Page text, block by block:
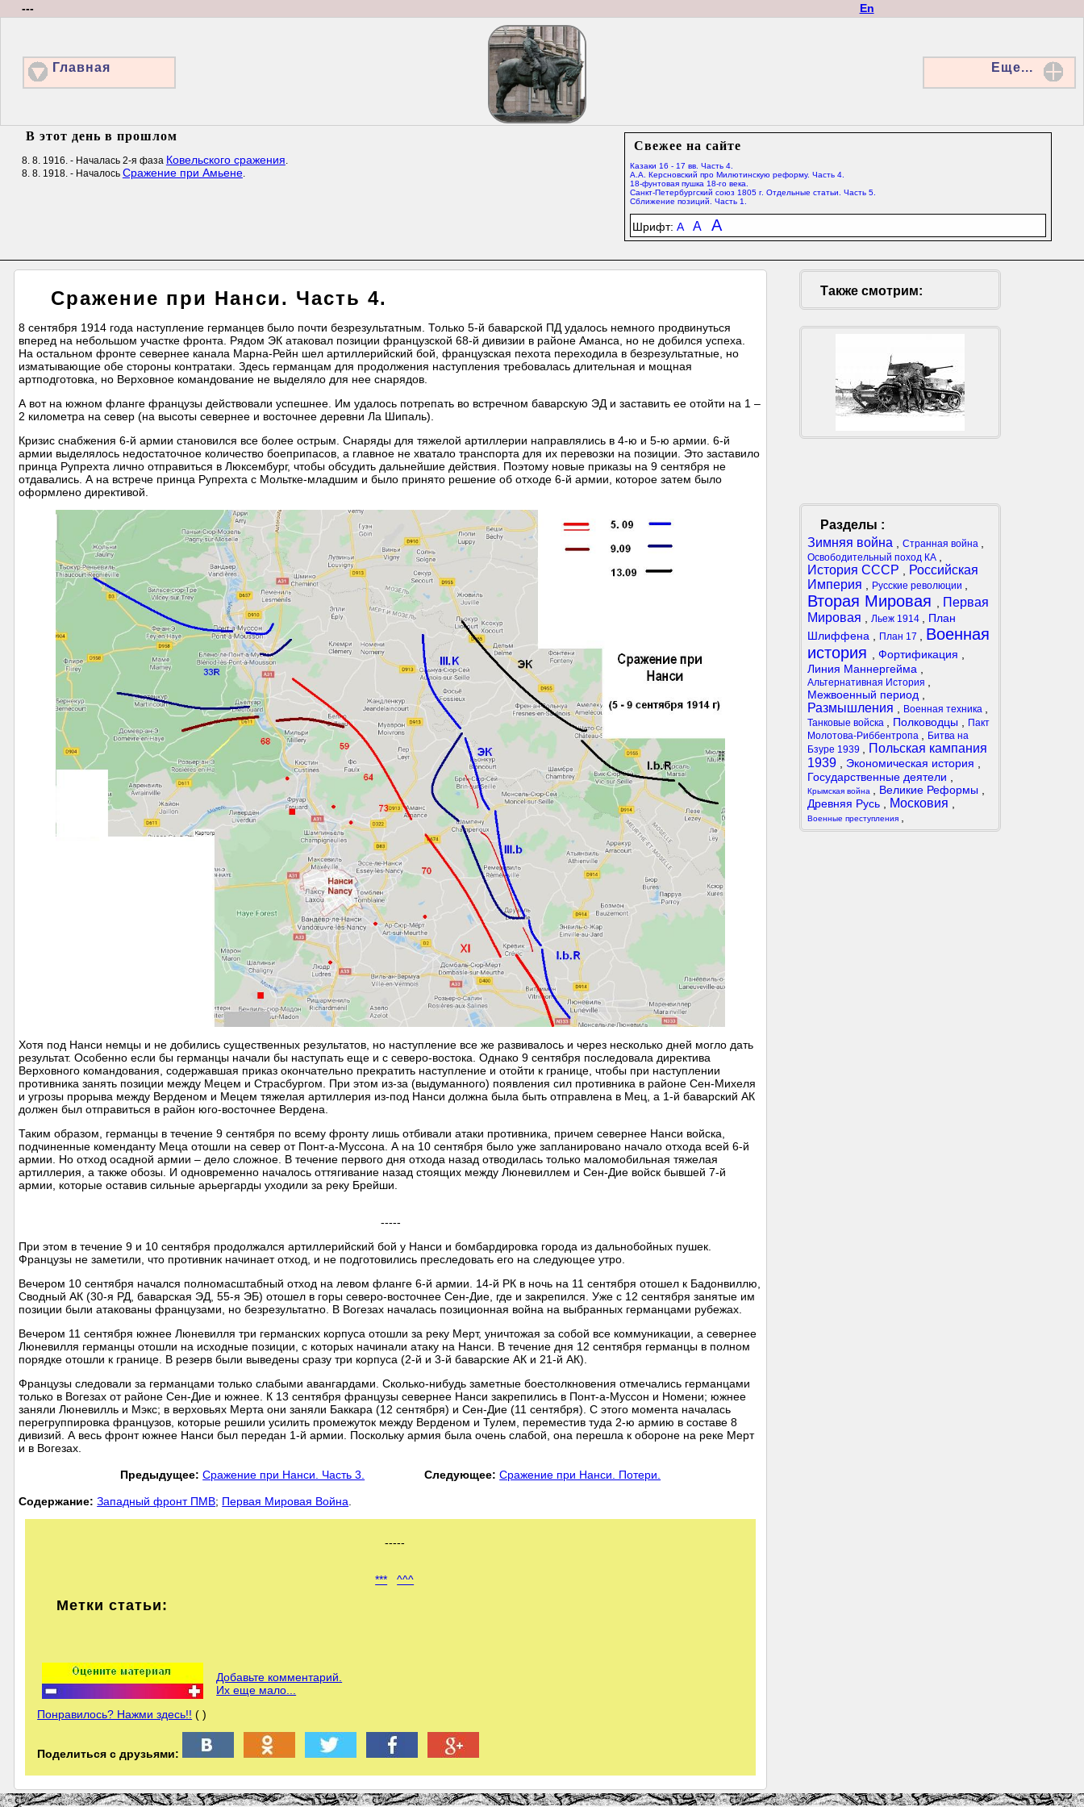
En
---
Главная Еще...
Свежее на сайте
Казаки 16 - 17 вв. Часть 4.
А.А. Керсновский про Милютинскую реформу. Часть 4.
18-фунтовая пушка 18-го века.
Санкт-Петербургский союз 1805 г. Отдельные статьи. Часть 5.
Сближение позиций. Часть 1.
Шрифт:A A A
В этот день в прошлом
8. 8. 1916. - Началась 2-я фаза Ковельского сражения.
8. 8. 1918. - Началось Сражение при Амьене.
Сражение при Нанси. Часть 4.
8 сентября 1914 года наступление германцев было почти безрезультатным. Только 5-й баварской ПД удалось немного продвинуться
вперед на небольшом участке фронта. Рядом ЭК атаковал позиции французской 68-й дивизии в районе Аманса, но не добился успеха.
На остальном фронте севернее канала Марна-Рейн шел артиллерийский бой, французская пехота переходила в безрезультатные, но
изматывающие обе стороны контратаки. Здесь германцам для продолжения наступления требовалась длительная и мощная
артподготовка, но Верховное командование не выделяло для нее снарядов.
А вот на южном фланге французы действовали успешнее. Им удалось потрепать во встречном баварскую ЭД и заставить ее отойти на 1 –
2 километра на север (на высоты севернее и восточнее деревни Ла Шипаль).
Кризис снабжения 6-й армии становился все более острым. Снаряды для тяжелой артиллерии направлялись в 4-ю и 5-ю армии. 6-й
армии выделялось недостаточное количество боеприпасов, а главное не хватало транспорта для их перевозки на позиции. Это заставило
принца Рупрехта лично отправиться в Люксембург, чтобы обсудить дальнейшие действия. Поэтому новые приказы на 9 сентября не
отдавались. А на встрече принца Рупрехта с Мольтке-младшим и было принято решение об отходе 6-й армии, которое затем было
оформлено директивой.
Хотя под Нанси немцы и не добились существенных результатов, но наступление все же развивалось и через несколько дней могло дать
результат. Особенно если бы германцы начали бы наступать еще и с северо-востока. Однако 9 сентября последовала директива
Верховного командования, содержавшая приказ окончательно прекратить наступление и отойти к границе, чтобы при наступлении
противника занять позиции между Мецем и Страсбургом. При этом из-за (выдуманного) появления сил противника в районе Сен-Михеля
и угрозы прорыва между Верденом и Мецем тяжелая артиллерия из-под Нанси должна была быть отправлена в Мец, а 1-й баварский АК
должен был отправиться в район юго-восточнее Вердена.
Таким образом, германцы в течение 9 сентября по всему фронту лишь отбивали атаки противника, причем севернее Нанси войска,
подчиненные коменданту Меца отошли на север от Понт-а-Муссона. А на 10 сентября было уже запланировано начало отхода всей 6-й
армии. Но отход осадной армии – дело сложное. В течение первого дня отхода назад отводилась только маломобильная тяжелая
артиллерия, а также обозы. И одновременно началось оттягивание назад стоящих между Люневиллем и Сен-Дие войск бывшей 7-й
армии, которые оставив сильные арьергарды уходили за реку Брейши.
-----
При этом в течение 9 и 10 сентября продолжался артиллерийский бой у Нанси и бомбардировка города из дальнобойных пушек.
Французы не заметили, что противник начинает отход, и не подготовились преследовать его на следующее утро.
Вечером 10 сентября начался полномасштабный отход на левом фланге 6-й армии. 14-й РК в ночь на 11 сентября отошел к Бадонвиллю,
Сводный АК (30-я РД, баварская ЭД, 55-я ЭБ) отошел в горы северо-восточнее Сен-Дие, где и закрепился. Уже с 12 сентября занятые им
позиции были атакованы французами, но безрезультатно. В Вогезах началась позиционная война на выбранных германцами рубежах.
Вечером 11 сентября южнее Люневилля три германских корпуса отошли за реку Мерт, уничтожая за собой все коммуникации, а севернее
Люневилля германцы отошли на исходные позиции, с которых начинали атаку на Нанси. В течение дня 12 сентября германцы в полном
порядке отошли к границе. В резерв были выведены сразу три корпуса (2-й и 3-й баварские АК и 21-й АК).
Французы следовали за германцами только слабыми авангардами. Сколько-нибудь заметные боестолкновения отмечались германцами
только в Вогезах от районе Сен-Дие и южнее. К 13 сентября французы севернее Нанси закрепились в Понт-а-Муссон и Номени; южнее
заняли Люневилль и Мэкс; в верховьях Мерта они заняли Баккара (12 сентября) и Сен-Дие (11 сентября). С этого момента началась
перегруппировка французов, которые решили усилить промежуток между Верденом и Тулем, переместив туда 2-ю армию в составе 8
дивизий. А весь фронт южнее Нанси был передан 1-й армии. Поскольку армия была очень слабой, она перешла к обороне на реке Мерт
и в Вогезах.
Предыдущее: Сражение при Нанси. Часть 3. Следующее: Сражение при Нанси. Потери.
Cодержание: Западный фронт ПМВ; Первая Мировая Война
-----
*** ^^^
Метки статьи:
Добавьте комментарий.
Их еще мало...
Понравилось? Нажми здесь!! ( )
Поделиться с друзьями:
Также смотрим:
Разделы :
Зимняя война
Странная война
Освободительный поход КА
История СССР
Российская
Империя
Русские революции
Вторая Мировая
Первая
Мировая
Льеж 1914
План
Шлиффена
План 17
Военная
история
Фортификация
Линия Маннергейма
Альтернативная История
Межвоенный период
Размышления Военная техника
Танковые войска Полководцы
Пакт
Молотова-Риббентропа
Битва на
Бзуре 1939
Польская кампания
1939
Экономическая история
Государственные деятели
Крымская война Великие Реформы
Древняя Русь
Московия
Военные преступления